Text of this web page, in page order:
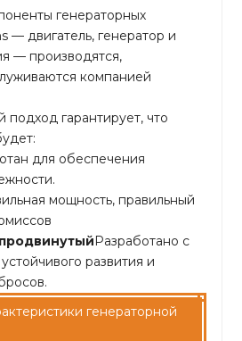
генераторных
— двигатель, генератор и
— производятся,
компанией
подход гарантирует, что
для обеспечения
мощность, правильный
Разработано с
развития и
генераторной